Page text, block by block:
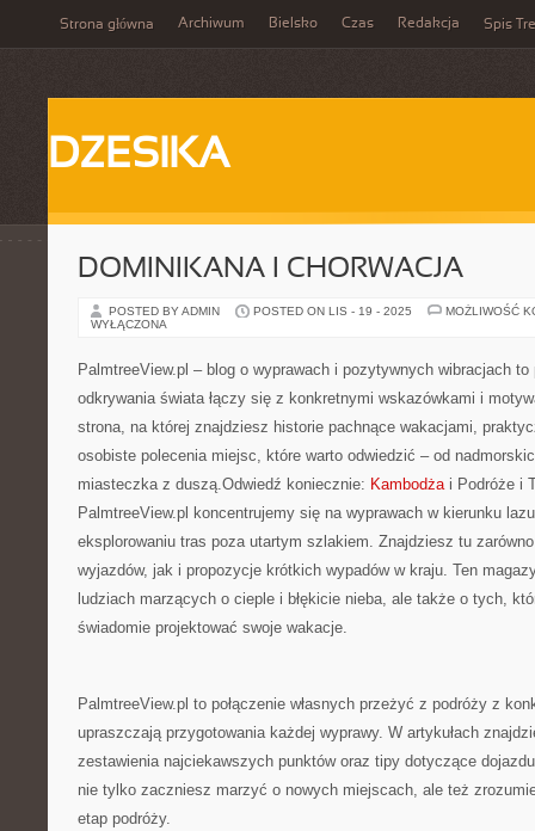
Strona główna Archiwum Bielsko Czas Redakcja Spis
DZESIKA
DOMINIKANA I CHORWACJA
POSTED BY ADMIN POSTED ON LIS - 19 - 2025
MOŻLIWOŚĆ
WYŁĄCZONA
PalmtreeView.pl – blog o wyprawach i pozytywnych wibracjach
odkrywania świata łączy się z konkretnymi wskazówkami i
strona, na której znajdziesz historie pachnące wakacjami,
osobiste polecenia miejsc, które warto odwiedzić – od
miasteczka z duszą.Odwiedź koniecznie: Kambodżai Podróże i
PalmtreeView.pl koncentrujemy się na wyprawach w kierunku
eksplorowaniu tras poza utartym szlakiem. Znajdziesz tu
wyjazdów, jak i propozycje krótkich wypadów w kraju. Ten
ludziach marzących o cieple i błękicie nieba, ale także o tych,
świadomie projektować swoje wakacje.
PalmtreeView.pl to połączenie własnych przeżyć z podróży z
upraszczają przygotowania każdej wyprawy. W artykułach
zestawienia najciekawszych punktów oraz tipy dotyczące
nie tylko zaczniesz marzyć o nowych miejscach, ale też
etap podróży.